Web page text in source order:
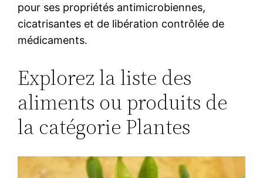
pour ses propriétés antimicrobiennes,
cicatrisantes et de libération contrôlée de
médicaments.
Explorez la liste des
aliments ou produits de
la catégorie Plantes